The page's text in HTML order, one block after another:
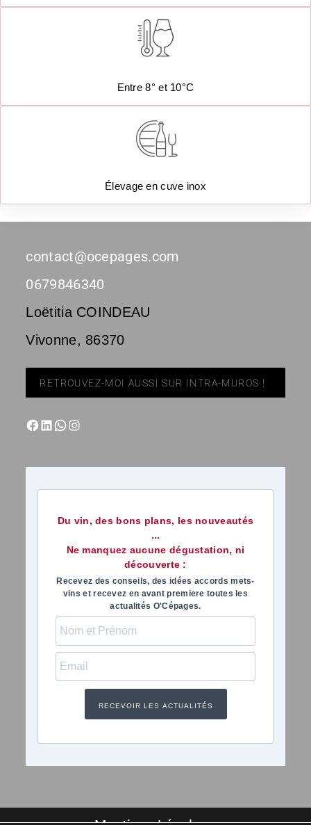
Entre 8° et 10°C
Élevage en cuve inox
contact@ocepages.com
0679846340
Loëtitia COINDEAU
Vivonne, 86370
RETROUVEZ-MOI AUSSI SUR INTRA-MUROS !
Du vin, des bons plans, les nouveautés
...
Ne manquez aucune dégustation, ni
découverte :
Recevez des conseils, des idées accords mets-
vins et recevez en avant premiere toutes les
actualités O'Cépages.
RECEVOIR LES ACTUALITÉS